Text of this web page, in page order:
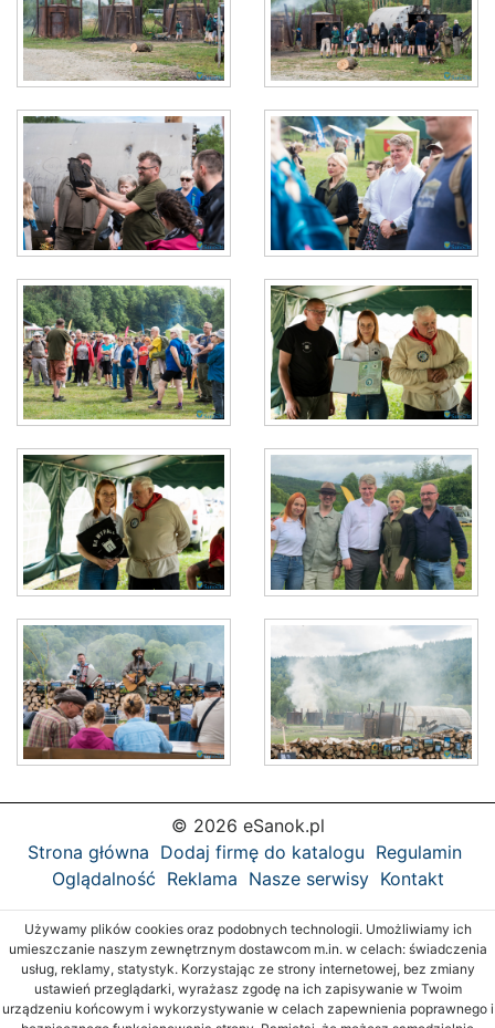
© 2026 eSanok.pl
Strona główna Dodaj firmę do katalogu Regulamin
Oglądalność Reklama Nasze serwisy Kontakt
Używamy plików cookies oraz podobnych technologii. Umożliwiamy ich
umieszczanie naszym zewnętrznym dostawcom m.in. w celach: świadczenia
usług, reklamy, statystyk. Korzystając ze strony internetowej, bez zmiany
ustawień przeglądarki, wyrażasz zgodę na ich zapisywanie w Twoim
urządzeniu końcowym i wykorzystywanie w celach zapewnienia poprawnego i